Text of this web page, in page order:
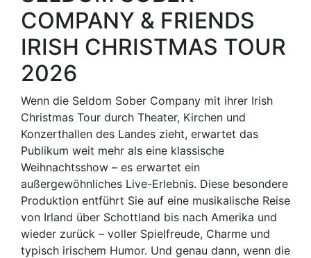
COMPANY & FRIENDS
IRISH CHRISTMAS TOUR
2026
Wenn die Seldom Sober Company mit ihrer Irish
Christmas Tour durch Theater, Kirchen und
Konzerthallen des Landes zieht, erwartet das
Publikum weit mehr als eine klassische
Weihnachtsshow – es erwartet ein
außergewöhnliches Live-Erlebnis. Diese besondere
Produktion entführt Sie auf eine musikalische Reise
von Irland über Schottland bis nach Amerika und
wieder zurück – voller Spielfreude, Charme und
typisch irischem Humor. Und genau dann, wenn die